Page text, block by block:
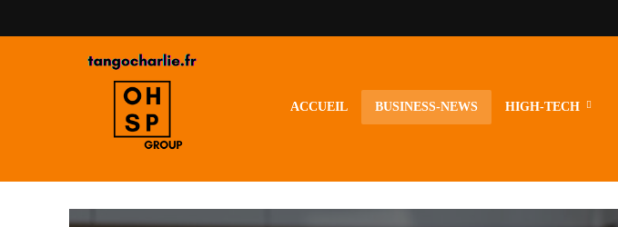
ACCUEIL BUSINESS-NEWS HIGH-TECH